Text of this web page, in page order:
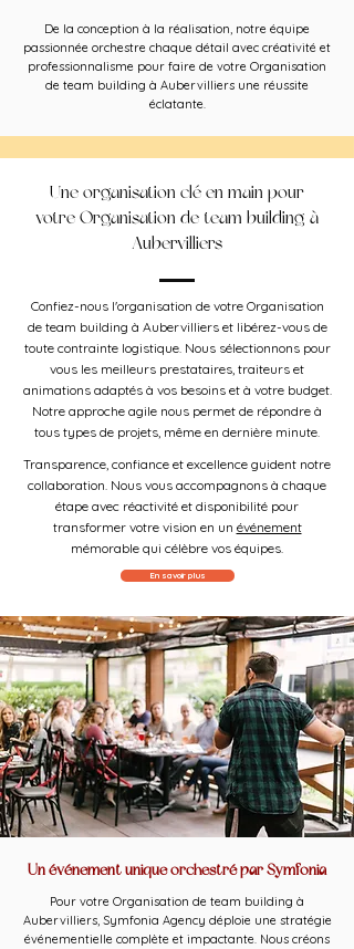
De la conception à la réalisation, notre équipe
passionnée orchestre chaque détail avec créativité et
professionnalisme pour faire de votre Organisation
de team building à Aubervilliers une réussite
éclatante.
Une organisation clé en main pour
votre Organisation de team building à
Aubervilliers
Confiez-nous l'organisation de votre Organisation
de team building à Aubervilliers et libérez-vous de
toute contrainte logistique. Nous sélectionnons pour
vous les meilleurs prestataires, traiteurs et
animations adaptés à vos besoins et à votre budget.
Notre approche agile nous permet de répondre à
tous types de projets, même en dernière minute.
Transparence, confiance et excellence guident notre
collaboration. Nous vous accompagnons à chaque
étape avec réactivité et disponibilité pour
transformer votre vision en un événement
mémorable qui célèbre vos équipes.
En savoir plus
Un événement unique orchestré par Symfonia
Pour votre Organisation de team building à
Aubervilliers, Symfonia Agency déploie une stratégie
événementielle complète et impactante. Nous créons